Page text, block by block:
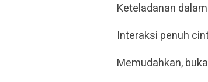
Keteladanan
Interaksi penuh
Memudahkan,